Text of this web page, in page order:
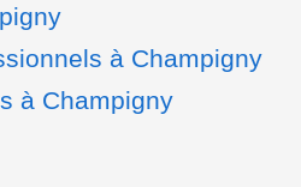
à Champigny
à Champigny